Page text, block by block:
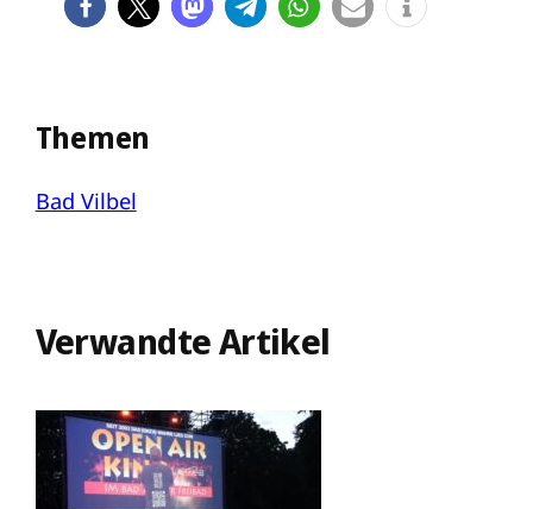
Themen
Bad Vilbel
Verwandte Artikel